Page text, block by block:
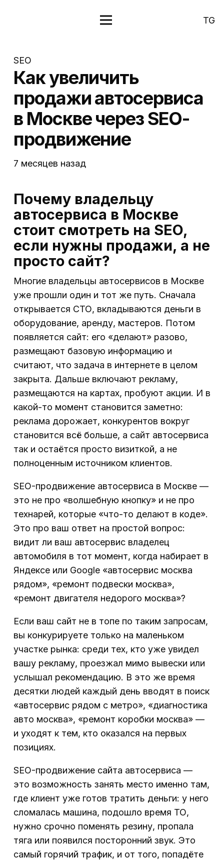
TG
SEO
Как увеличить
продажи автосервиса
в Москве через SEO-
продвижение
7 месяцев назад
Почему владельцу
автосервиса в Москве
стоит смотреть на SEO,
если нужны продажи, а не
просто сайт?
Многие владельцы автосервисов в Москве
уже прошли один и тот же путь. Сначала
открывается СТО, вкладываются деньги в
оборудование, аренду, мастеров. Потом
появляется сайт: его «делают» разово,
размещают базовую информацию и
считают, что задача в интернете в целом
закрыта. Дальше включают рекламу,
размещаются на картах, пробуют акции. И в
какой-то момент становится заметно:
реклама дорожает, конкурентов вокруг
становится всё больше, а сайт автосервиса
так и остаётся просто визиткой, а не
полноценным источником клиентов.
SEO-продвижение автосервиса в Москве —
это не про «волшебную кнопку» и не про
технарей, которые «что-то делают в коде».
Это про ваш ответ на простой вопрос:
видит ли ваш автосервис владелец
автомобиля в тот момент, когда набирает в
Яндексе или Google «автосервис москва
рядом», «ремонт подвески москва»,
«ремонт двигателя недорого москва»?
Если ваш сайт не в топе по таким запросам,
вы конкурируете только на маленьком
участке рынка: среди тех, кто уже увидел
вашу рекламу, проезжал мимо вывески или
услышал рекомендацию. В это же время
десятки людей каждый день вводят в поиск
«автосервис рядом с метро», «диагностика
авто москва», «ремонт коробки москва» —
и уходят к тем, кто оказался на первых
позициях.
SEO-продвижение сайта автосервиса —
это возможность занять место именно там,
где клиент уже готов тратить деньги: у него
сломалась машина, подошло время ТО,
нужно срочно поменять резину, пропала
тяга или появился посторонний звук. Это
самый горячий трафик, и от того, попадёте